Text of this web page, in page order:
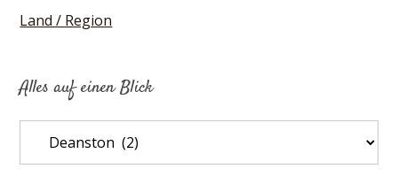
Land / Region
Alles auf einen Blick